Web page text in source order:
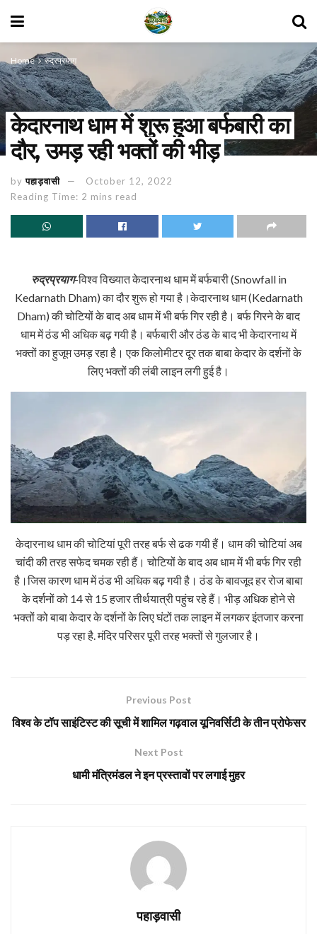
Home रुद्रप्रयाग
केदारनाथ धाम में शुरू हुआ बर्फबारी का
दौर, उमड़ रही भक्तों की भीड़
by पहाड़वासी
October 12, 2022
Reading Time: 2 mins read
रुद्रप्रयाग-विश्व विख्यात केदारनाथ धाम में बर्फबारी (Snowfall in
Kedarnath Dham) का दौर शुरू हो गया है।केदारनाथ धाम (Kedarnath
Dham) की चोटियों के बाद अब धाम में भी बर्फ गिर रही है। बर्फ गिरने के बाद
धाम में ठंड भी अधिक बढ़ गयी है। बर्फबारी और ठंड के बाद भी केदारनाथ में
भक्तों का हुजूम उमड़ रहा है। एक किलोमीटर दूर तक बाबा केदार के दर्शनों के
लिए भक्तों की लंबी लाइन लगी हुई है।
केदारनाथ धाम की चोटियां पूरी तरह बर्फ से ढक गयी हैं। धाम की चोटियां अब
चांदी की तरह सफेद चमक रही हैं। चोटियों के बाद अब धाम में भी बर्फ गिर रही
है।जिस कारण धाम में ठंड भी अधिक बढ़ गयी है। ठंड के बावजूद हर रोज बाबा
के दर्शनों को 14 से 15 हजार तीर्थयात्री पहुंच रहे हैं। भीड़ अधिक होने से
भक्तों को बाबा केदार के दर्शनों के लिए घंटों तक लाइन में लगकर इंतजार करना
पड़ रहा है. मंदिर परिसर पूरी तरह भक्तों से गुलजार है।
Previous Post
विश्व के टॉप साइंटिस्ट की सूची में शामिल गढ़वाल यूनिवर्सिटी के तीन प्रोफेसर
Next Post
धामी मंत्रिमंडल ने इन प्रस्तावों पर लगाई मुहर
पहाड़वासी